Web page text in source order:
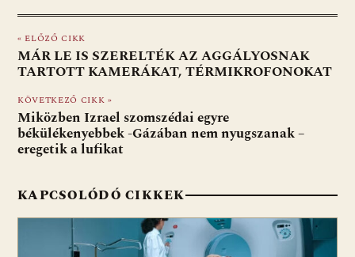
e
b
o
o
k
er at
s
A
p
p
d
di
t
ai
l
t za
m
e
« ELŐZŐ CIKK
MÁR LE IS SZERELTÉK AZ AGGÁLYOSNAK
TARTOTT KAMERÁKAT, TÉRMIKROFONOKAT
KÖVETKEZŐ CIKK »
Miközben Izrael szomszédai egyre
békülékenyebbek -Gázában nem nyugszanak –
eregetik a lufikat
KAPCSOLÓDÓ CIKKEK